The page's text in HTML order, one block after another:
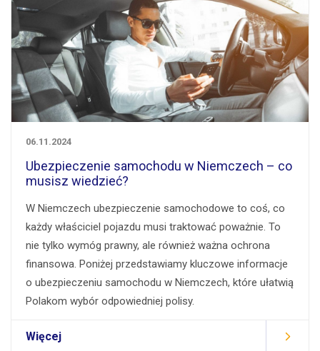
06.11.2024
Ubezpieczenie samochodu w Niemczech – co
musisz wiedzieć?
W Niemczech ubezpieczenie samochodowe to coś, co
każdy właściciel pojazdu musi traktować poważnie. To
nie tylko wymóg prawny, ale również ważna ochrona
finansowa. Poniżej przedstawiamy kluczowe informacje
o ubezpieczeniu samochodu w Niemczech, które ułatwią
Polakom wybór odpowiedniej polisy.
Więcej